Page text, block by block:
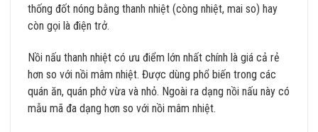
thống đốt nóng bằng thanh nhiệt (còng nhiệt, mai so) hay
còn gọi là điện trở.
Nồi nấu thanh nhiệt có ưu điểm lớn nhất chính là giá cả rẻ
hơn so với nồi mâm nhiệt. Được dùng phổ biến trong các
quán ăn, quán phở vừa và nhỏ. Ngoài ra dạng nồi nấu này có
mẫu mã đa dạng hơn so với nồi mâm nhiệt.